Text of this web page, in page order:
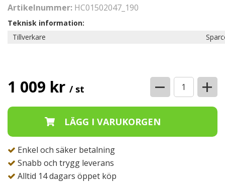
Artikelnummer: HC01502047_190
Teknisk information:
Tillverkare
1 009 kr / st − +
Enkel och säker betalning
Snabb och trygg leverans
Alltid 14 dagars öppet köp